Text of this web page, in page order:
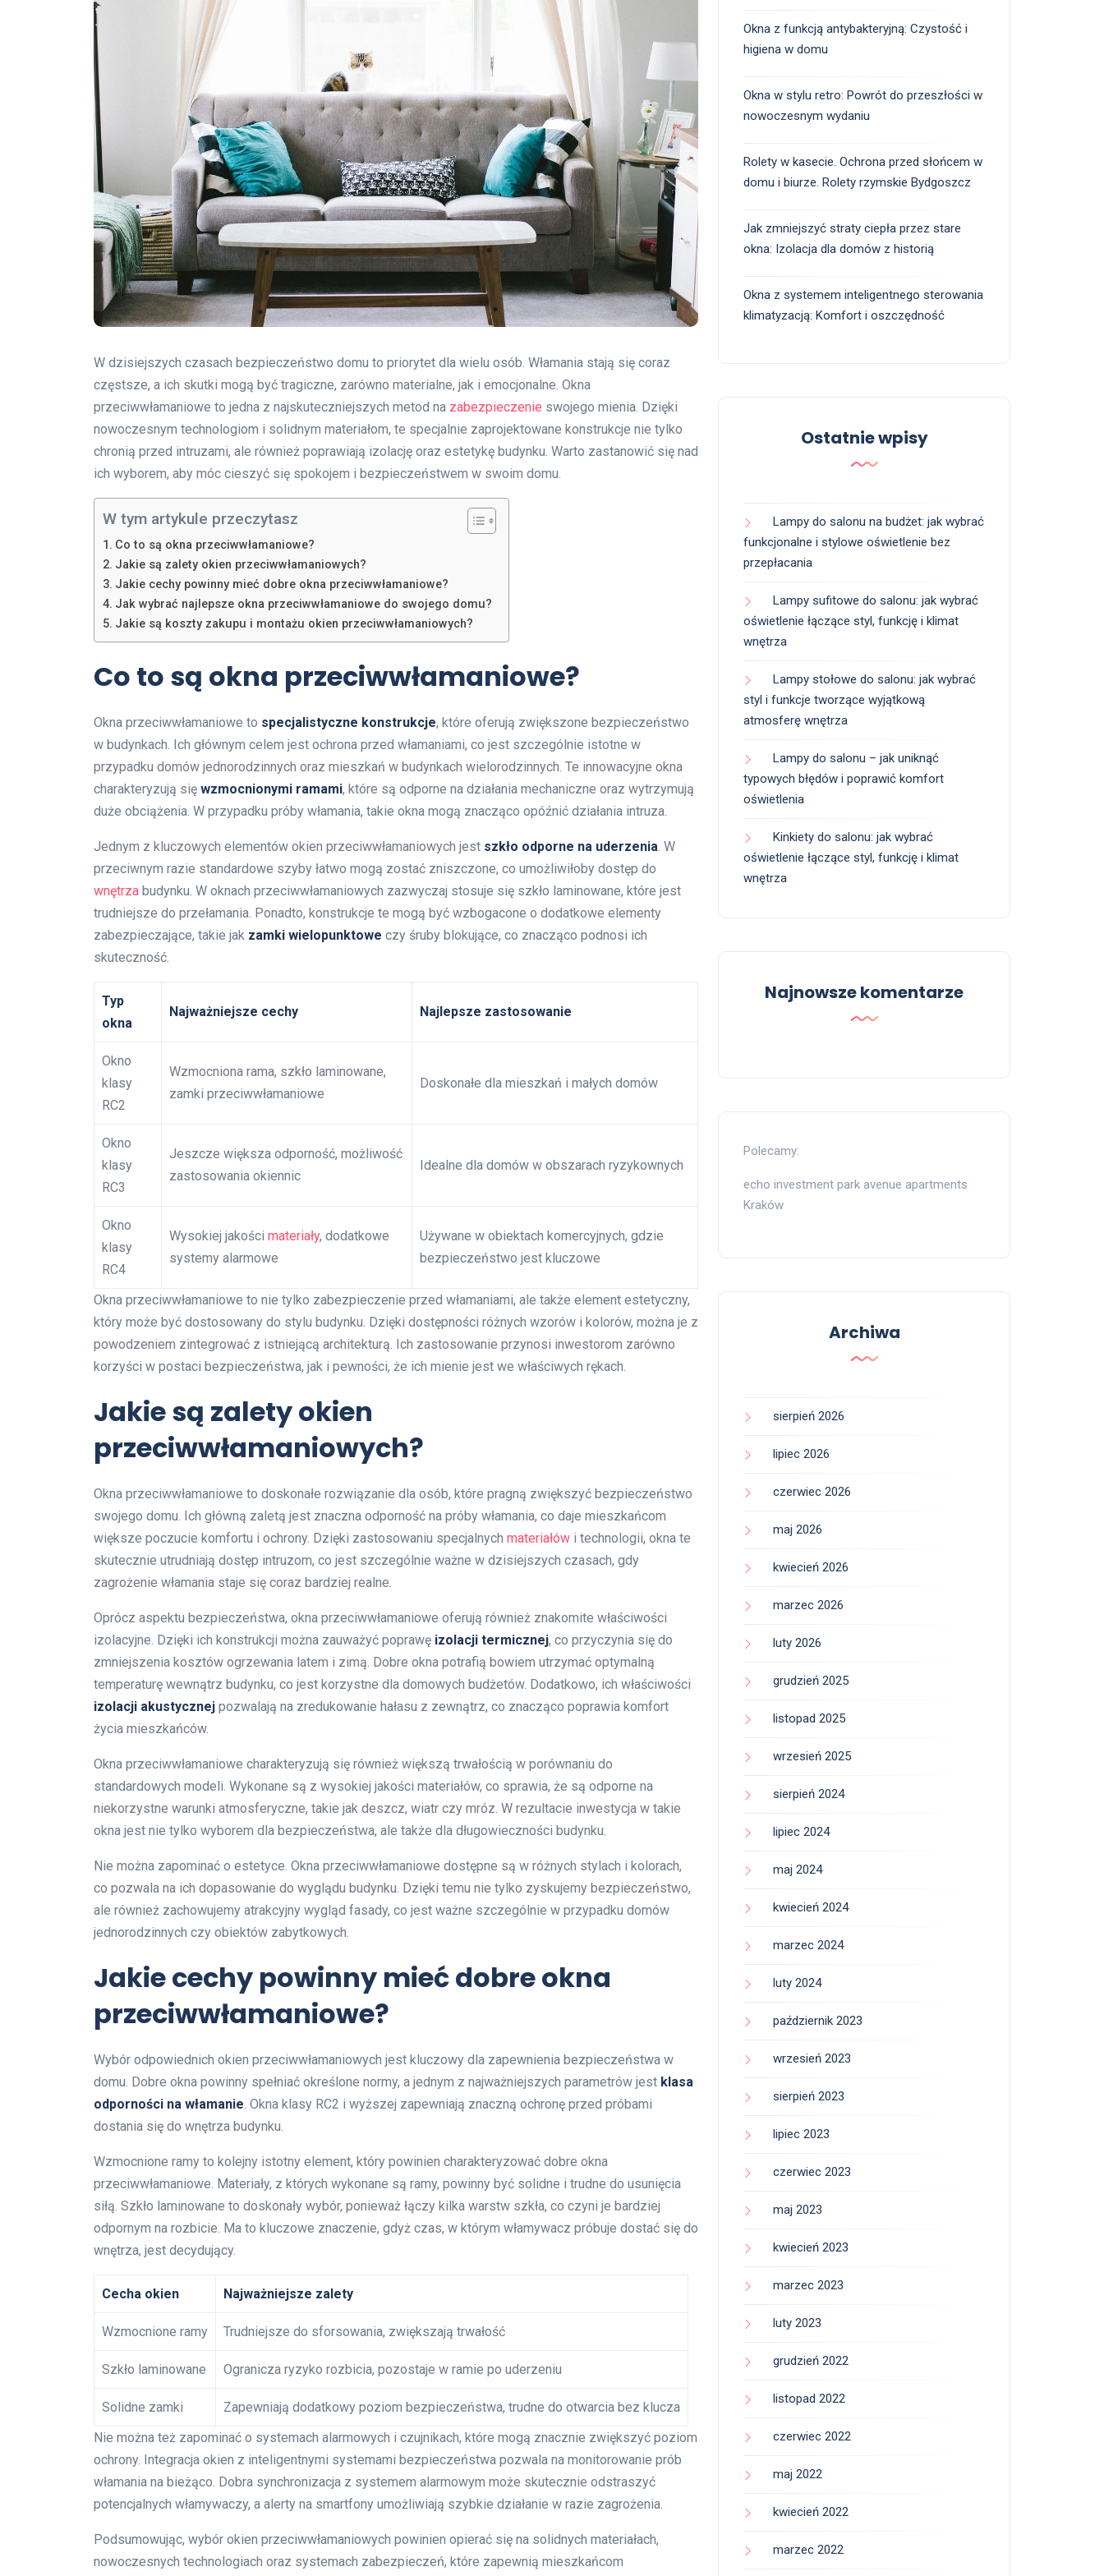
W dzisiejszych czasach bezpieczeństwo domu to priorytet dla wielu osób. Włamania stają się coraz
częstsze, a ich skutki mogą być tragiczne, zarówno materialne, jak i emocjonalne. Okna
przeciwwłamaniowe to jedna z najskuteczniejszych metod na zabezpieczenie swojego mienia. Dzięki
nowoczesnym technologiom i solidnym materiałom, te specjalnie zaprojektowane konstrukcje nie tylko
chronią przed intruzami, ale również poprawiają izolację oraz estetykę budynku. Warto zastanowić się nad
ich wyborem, aby móc cieszyć się spokojem i bezpieczeństwem w swoim domu.
W tym artykule przeczytasz
Co to są okna przeciwwłamaniowe?
Jakie są zalety okien przeciwwłamaniowych?
Jakie cechy powinny mieć dobre okna przeciwwłamaniowe?
Jak wybrać najlepsze okna przeciwwłamaniowe do swojego domu?
Jakie są koszty zakupu i montażu okien przeciwwłamaniowych?
Co to są okna przeciwwłamaniowe?
Okna przeciwwłamaniowe to specjalistyczne konstrukcje, które oferują zwiększone bezpieczeństwo
w budynkach. Ich głównym celem jest ochrona przed włamaniami, co jest szczególnie istotne w
przypadku domów jednorodzinnych oraz mieszkań w budynkach wielorodzinnych. Te innowacyjne okna
charakteryzują się wzmocnionymi ramami, które są odporne na działania mechaniczne oraz wytrzymują
duże obciążenia. W przypadku próby włamania, takie okna mogą znacząco opóźnić działania intruza.
Jednym z kluczowych elementów okien przeciwwłamaniowych jest szkło odporne na uderzenia . W
przeciwnym razie standardowe szyby łatwo mogą zostać zniszczone, co umożliwiłoby dostęp do
wnętrza budynku. W oknach przeciwwłamaniowych zazwyczaj stosuje się szkło laminowane, które jest
trudniejsze do przełamania. Ponadto, konstrukcje te mogą być wzbogacone o dodatkowe elementy
zabezpieczające, takie jak zamki wielopunktowe czy śruby blokujące, co znacząco podnosi ich
skuteczność.
Typ
okna
Najważniejsze cechy Najlepsze zastosowanie
Okno
klasy
RC2
Wzmocniona rama, szkło laminowane,
zamki przeciwwłamaniowe
Doskonałe dla mieszkań i małych domów
Okno
klasy
RC3
Jeszcze większa odporność, możliwość
zastosowania okiennic
Idealne dla domów w obszarach ryzykownych
Okno
klasy
RC4
Wysokiej jakości materiały, dodatkowe
systemy alarmowe
Używane w obiektach komercyjnych, gdzie
bezpieczeństwo jest kluczowe
Okna przeciwwłamaniowe to nie tylko zabezpieczenie przed włamaniami, ale także element estetyczny,
który może być dostosowany do stylu budynku. Dzięki dostępności różnych wzorów i kolorów, można je z
powodzeniem zintegrować z istniejącą architekturą. Ich zastosowanie przynosi inwestorom zarówno
korzyści w postaci bezpieczeństwa, jak i pewności, że ich mienie jest we właściwych rękach.
Jakie są zalety okien
przeciwwłamaniowych?
Okna przeciwwłamaniowe to doskonałe rozwiązanie dla osób, które pragną zwiększyć bezpieczeństwo
swojego domu. Ich główną zaletą jest znaczna odporność na próby włamania, co daje mieszkańcom
większe poczucie komfortu i ochrony. Dzięki zastosowaniu specjalnych materiałów i technologii, okna te
skutecznie utrudniają dostęp intruzom, co jest szczególnie ważne w dzisiejszych czasach, gdy
zagrożenie włamania staje się coraz bardziej realne.
Oprócz aspektu bezpieczeństwa, okna przeciwwłamaniowe oferują również znakomite właściwości
izolacyjne. Dzięki ich konstrukcji można zauważyć poprawę izolacji termicznej, co przyczynia się do
zmniejszenia kosztów ogrzewania latem i zimą. Dobre okna potrafią bowiem utrzymać optymalną
temperaturę wewnątrz budynku, co jest korzystne dla domowych budżetów. Dodatkowo, ich właściwości
izolacji akustycznej pozwalają na zredukowanie hałasu z zewnątrz, co znacząco poprawia komfort
życia mieszkańców.
Okna przeciwwłamaniowe charakteryzują się również większą trwałością w porównaniu do
standardowych modeli. Wykonane są z wysokiej jakości materiałów, co sprawia, że są odporne na
niekorzystne warunki atmosferyczne, takie jak deszcz, wiatr czy mróz. W rezultacie inwestycja w takie
okna jest nie tylko wyborem dla bezpieczeństwa, ale także dla długowieczności budynku.
Nie można zapominać o estetyce. Okna przeciwwłamaniowe dostępne są w różnych stylach i kolorach,
co pozwala na ich dopasowanie do wyglądu budynku. Dzięki temu nie tylko zyskujemy bezpieczeństwo,
ale również zachowujemy atrakcyjny wygląd fasady, co jest ważne szczególnie w przypadku domów
jednorodzinnych czy obiektów zabytkowych.
Jakie cechy powinny mieć dobre okna
przeciwwłamaniowe?
Wybór odpowiednich okien przeciwwłamaniowych jest kluczowy dla zapewnienia bezpieczeństwa w
domu. Dobre okna powinny spełniać określone normy, a jednym z najważniejszych parametrów jest klasa
odporności na włamanie . Okna klasy RC2 i wyższej zapewniają znaczną ochronę przed próbami
dostania się do wnętrza budynku.
Wzmocnione ramy to kolejny istotny element, który powinien charakteryzować dobre okna
przeciwwłamaniowe. Materiały, z których wykonane są ramy, powinny być solidne i trudne do usunięcia
siłą. Szkło laminowane to doskonały wybór, ponieważ łączy kilka warstw szkła, co czyni je bardziej
odpornym na rozbicie. Ma to kluczowe znaczenie, gdyż czas, w którym włamywacz próbuje dostać się do
wnętrza, jest decydujący.
Cecha okien Najważniejsze zalety
Wzmocnione ramy Trudniejsze do sforsowania, zwiększają trwałość
Szkło laminowane Ogranicza ryzyko rozbicia, pozostaje w ramie po uderzeniu
Solidne zamki
Zapewniają dodatkowy poziom bezpieczeństwa, trudne do otwarcia bez klucza
Nie można też zapominać o systemach alarmowych i czujnikach, które mogą znacznie zwiększyć poziom
ochrony. Integracja okien z inteligentnymi systemami bezpieczeństwa pozwala na monitorowanie prób
włamania na bieżąco. Dobra synchronizacja z systemem alarmowym może skutecznie odstraszyć
potencjalnych włamywaczy, a alerty na smartfony umożliwiają szybkie działanie w razie zagrożenia.
Podsumowując, wybór okien przeciwwłamaniowych powinien opierać się na solidnych materiałach,
nowoczesnych technologiach oraz systemach zabezpieczeń, które zapewnią mieszkańcom
Okna z funkcją antybakteryjną: Czystość i
higiena w domu
Okna w stylu retro: Powrót do przeszłości w
nowoczesnym wydaniu
Rolety w kasecie. Ochrona przed słońcem w
domu i biurze. Rolety rzymskie Bydgoszcz
Jak zmniejszyć straty ciepła przez stare
okna: Izolacja dla domów z historią
Okna z systemem inteligentnego sterowania
klimatyzacją: Komfort i oszczędność
Ostatnie wpisy
Lampy do salonu na budżet: jak wybrać
funkcjonalne i stylowe oświetlenie bez
przepłacania
Lampy sufitowe do salonu: jak wybrać
oświetlenie łączące styl, funkcję i klimat
wnętrza
Lampy stołowe do salonu: jak wybrać
styl i funkcje tworzące wyjątkową
atmosferę wnętrza
Lampy do salonu – jak uniknąć
typowych błędów i poprawić komfort
oświetlenia
Kinkiety do salonu: jak wybrać
oświetlenie łączące styl, funkcję i klimat
wnętrza
Najnowsze komentarze
Polecamy:
echo investment park avenue apartments
Kraków
Archiwa
sierpień 2026
lipiec 2026
czerwiec 2026
maj 2026
kwiecień 2026
marzec 2026
luty 2026
grudzień 2025
listopad 2025
wrzesień 2025
sierpień 2024
lipiec 2024
maj 2024
kwiecień 2024
marzec 2024
luty 2024
październik 2023
wrzesień 2023
sierpień 2023
lipiec 2023
czerwiec 2023
maj 2023
kwiecień 2023
marzec 2023
luty 2023
grudzień 2022
listopad 2022
czerwiec 2022
maj 2022
kwiecień 2022
marzec 2022